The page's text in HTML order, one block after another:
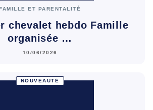
ET PARENTALITÉ
chevalet hebdo Famille
organisée …
10/06/2026
NOUVEAUTÉ